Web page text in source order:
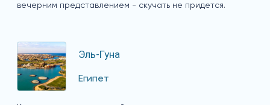
вечерним представлением - скучать не придется.
Эль-Гуна
Египет